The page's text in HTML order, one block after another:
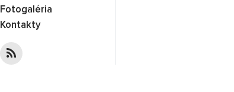
Fotogaléria
Kontakty